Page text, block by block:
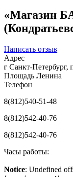
«Магазин
Написать отзыв
Адрес
г Санкт-Петербург,
Площадь Ленина
Телефон
8(812)540-51-48
8(812)542-40-76
8(812)542-40-76
Часы работы:
Notice: Undefined